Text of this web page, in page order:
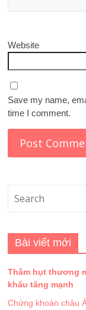
Website
Save my name,
time I comment.
Bài viết mới
Thâm hụt thương
khẩu tăng mạnh
Chứng khoán châu